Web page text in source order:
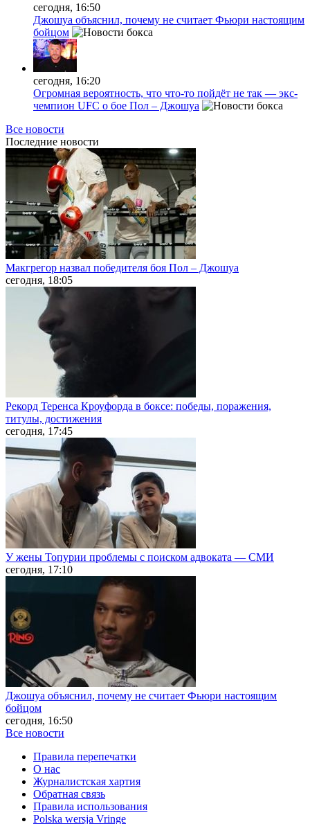
сегодня, 16:50
Джошуа объяснил, почему не считает Фьюри настоящим
бойцом
сегодня, 16:20
Огромная вероятность, что что-то пойдёт не так — экс-
чемпион UFC о бое Пол – Джошуа
Все новости
Последние новости
Макгрегор назвал победителя боя Пол – Джошуа
сегодня, 18:05
Рекорд Теренса Кроуфорда в боксе: победы, поражения,
титулы, достижения
сегодня, 17:45
У жены Топурии проблемы с поиском адвоката — СМИ
сегодня, 17:10
Джошуа объяснил, почему не считает Фьюри настоящим
бойцом
сегодня, 16:50
Все новости
Правила перепечатки
О нас
Журналистская хартия
Обратная связь
Правила использования
Polska wersja Vringe